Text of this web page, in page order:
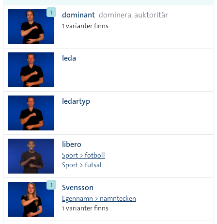
alla i
lista
1 dominant dominera, auktoritär
1 varianter finns
leda
ledartyp
libero
Sport > fotboll
Sport > futsal
1 Svensson
Egennamn > namntecken
1 varianter finns